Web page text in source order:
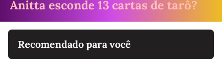
Anitta esconde 13 cartas de tarô?
Recomendado para você